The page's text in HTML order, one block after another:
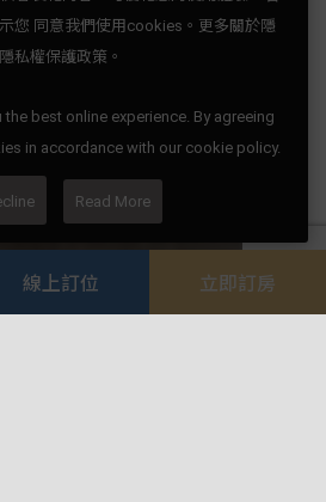
立即訂房
線上訂位
您 同意我們使用cookies。更多關於隱
私權保護政策。
best online experience. By agreeing
in accordance with our cookie policy.
Read More